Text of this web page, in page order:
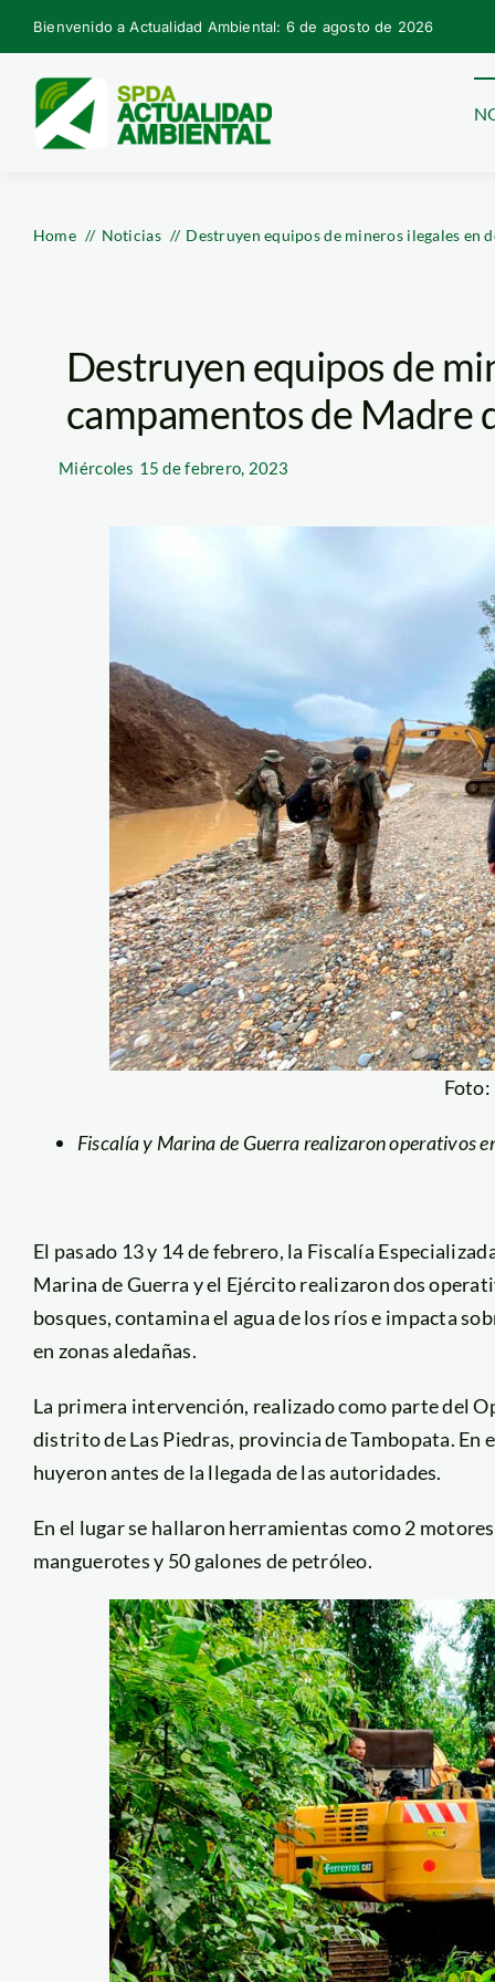
Skip
to
content
Bienvenido a Actualidad Ambiental: 6 de agosto de 2026
Home Noticias Destruyen equipos de mineros ilegales en
Destruyen equipos de
campamentos de Madre
Miércoles 15 de febrero, 2023
Foto:
Fiscalía y Marina de Guerra realizaron operativos
El pasado 13 y 14 de febrero, la Fiscalía
Marina de Guerra y el Ejército realizaron dos
bosques, contamina el agua de los ríos e impacta
en zonas aledañas.
La primera intervención, realizado como parte del
distrito de Las Piedras, provincia de Tambopata.
huyeron antes de la llegada de las autoridades.
En el lugar se hallaron herramientas como 2
manguerotes y 50 galones de petróleo.